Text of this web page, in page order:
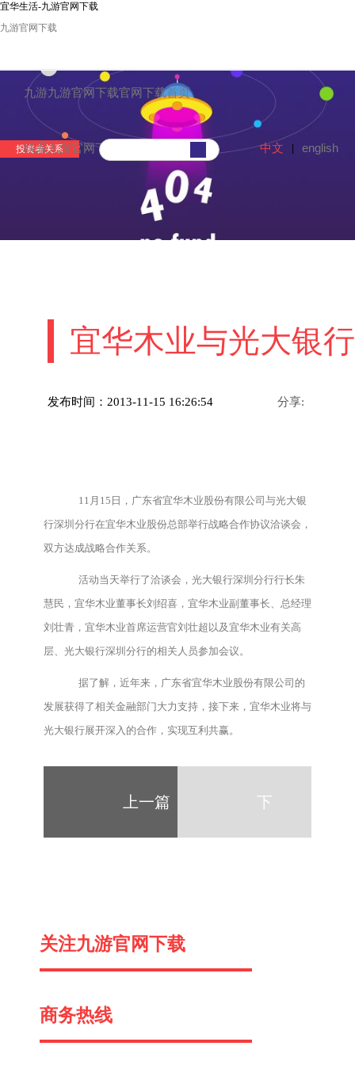
宜华生活-九游官网下载
九游官网下载
九游九游官网下载官网下载首页
联系九游官网下载
投资者关系 中文 english
宜华木业与光大银
发布时间：2013-11-15 16:26:54 分享:
11月15日，广东省宜华木业股份有限公司与光大银
行深圳分行在宜华木业股份总部举行战略合作协议洽谈会，
双方达成战略合作关系。
活动当天举行了洽谈会，光大银行深圳分行行长朱
慧民，宜华木业董事长刘绍喜，宜华木业副董事长、总经理
刘壮青，宜华木业首席运营官刘壮超以及宜华木业有关高
层、光大银行深圳分行的相关人员参加会议。
据了解，近年来，广东省宜华木业股份有限公司的
发展获得了相关金融部门大力支持，接下来，宜华木业将与
光大银行展开深入的合作，实现互利共赢。
上一篇 下
关注九游官网下载
商务热线